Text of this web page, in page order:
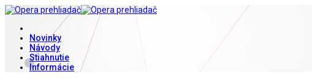
Novinky
Návody
Stiahnutie
Informácie